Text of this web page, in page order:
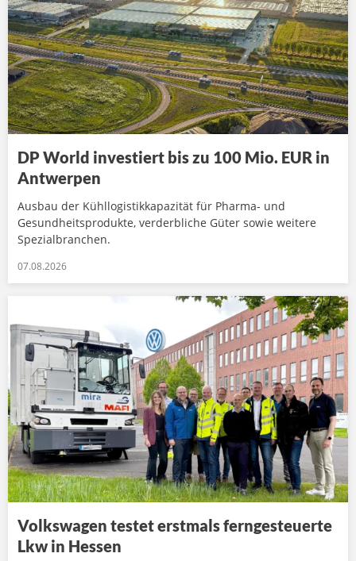
DP World investiert bis zu 100 Mio. EUR in
Antwerpen
Ausbau der Kühllogistikkapazität für Pharma- und
Gesundheitsprodukte, verderbliche Güter sowie weitere
Spezialbranchen.
07.08.2026
Volkswagen testet erstmals ferngesteuerte
Lkw in Hessen